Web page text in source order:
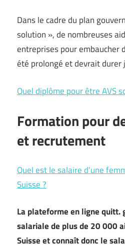
Dans le cadre du plan
solution », de nombreuses
entreprises pour embaucher
été prolongé et devrait durer
Quel diplôme pour être AVS
Formation pour
et recrutement
Quel est le salaire d’une
Suisse ?
La plateforme en ligne quitt.
salariale de plus de 20 000
Suisse et connaît donc le